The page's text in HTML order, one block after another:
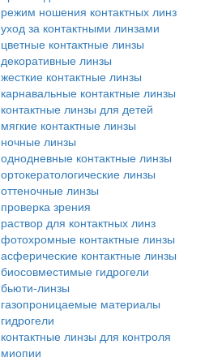
режим ношения контактных линз
уход за контактными линзами
цветные контактные линзы
декоративные линзы
жесткие контактные линзы
карнавальные контактные линзы
контактные линзы для детей
мягкие контактные линзы
ночные линзы
однодневные контактные линзы
ортокератологические линзы
оттеночные линзы
проверка зрения
раствор для контактных линз
фотохромные контактные линзы
асферические контактные линзы
биосовместимые гидрогели
бьюти-линзы
газопроницаемые материалы
гидрогели
контактные линзы для контроля
миопии